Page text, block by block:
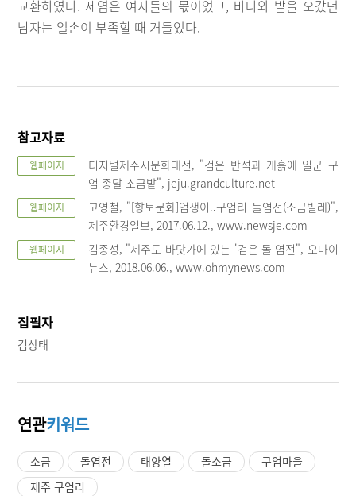
교환하였다. 제염은 여자들의 몫이었고, 바다와 밭을 오갔던
남자는 일손이 부족할 때 거들었다.
참고자료
웹페이지
디지털제주시문화대전, "검은 반석과 개흙에 일군 구
엄 종달 소금밭", jeju.grandculture.net
웹페이지
고영철, "[향토문화]엄쟁이..구엄리 돌염전(소금빌레)",
제주환경일보, 2017.06.12., www.newsje.com
웹페이지
김종성, "제주도 바닷가에 있는 '검은 돌 염전", 오마이
뉴스, 2018.06.06., www.ohmynews.com
집필자
김상태
연관키워드
소금 돌염전 태양열 돌소금
구엄마을
제주 구엄리